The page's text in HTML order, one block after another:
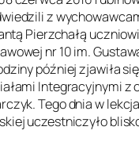
z
Pierzchałą
nr 10 im.
później zjawiła
Integracyjnymi z
Tego dnia w
uczestniczyło